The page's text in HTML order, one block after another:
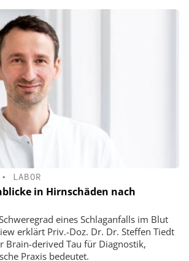
• LABOR
in Hirnschäden nach
eines Schlaganfalls im Blut
erklärt Priv.-Doz. Dr. Dr. Steffen Tiedt
Brain-derived Tau für Diagnostik,
Praxis bedeutet.